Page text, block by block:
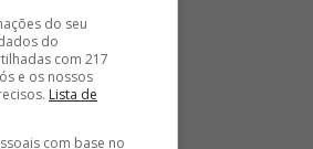
do seu
do
com 217
e os nossos
Lista de
com base no